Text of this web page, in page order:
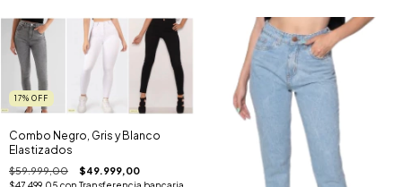
17% OFF
Combo Negro, Gris y Blanco
Elastizados
$59.999,00 $49.999,00